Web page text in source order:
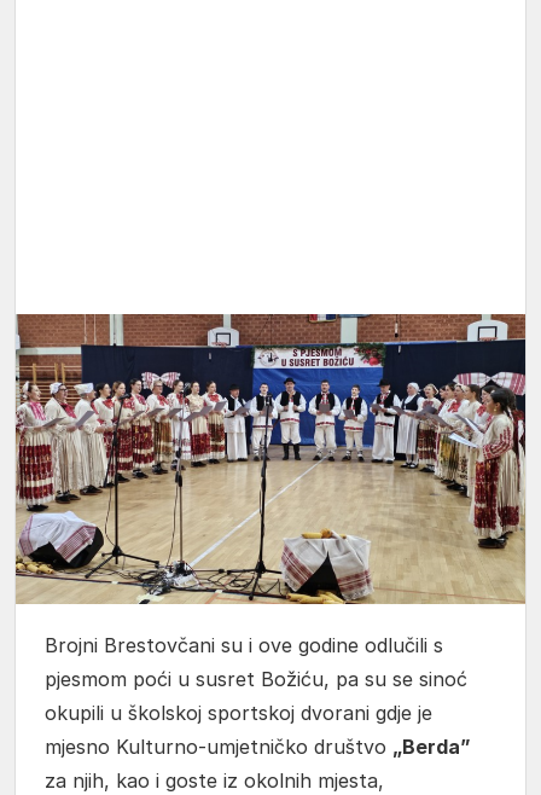
Brojni Brestovčani su i ove godine odlučili s
pjesmom poći u susret Božiću, pa su se sinoć
okupili u školskoj sportskoj dvorani gdje je
mjesno Kulturno-umjetničko društvo „Berda”
za njih, kao i goste iz okolnih mjesta,